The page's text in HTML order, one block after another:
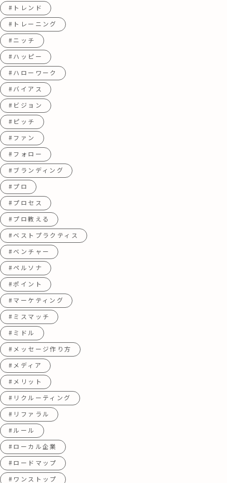
#トレンド
#トレーニング
#ニッチ
#ハッピー
#ハローワーク
#バイアス
#ビジョン
#ピッチ
#ファン
#フォロー
#ブランディング
#プロ
#プロセス
#プロ教える
#ベストプラクティス
#ベンチャー
#ペルソナ
#ポイント
#マーケティング
#ミスマッチ
#ミドル
#メッセージ作り方
#メディア
#メリット
#リクルーティング
#リファラル
#ルール
#ローカル企業
#ロードマップ
#ワンストップ